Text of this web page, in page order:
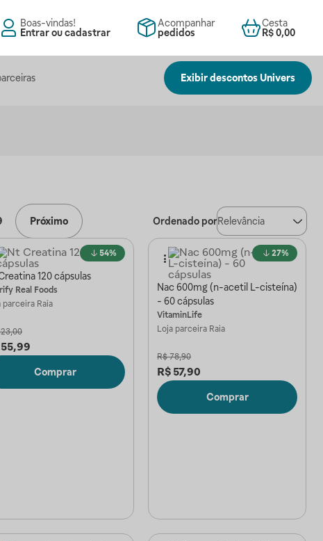
Boas-vindas!
Entrar ou cadastrar
Acompanhar
pedidos
Cesta
R$ 0,00
Exibir descontos Univers
Próximo Ordenado porRelevância
54%
120 cápsulas
Real Foods
parceira Raia
55,99
Comprar
27%
Nac 600mg (n-acetil L-cisteína)
- 60 cápsulas
VitaminLife
Loja parceira Raia
R$ 78,90
R$ 57,90
Comprar